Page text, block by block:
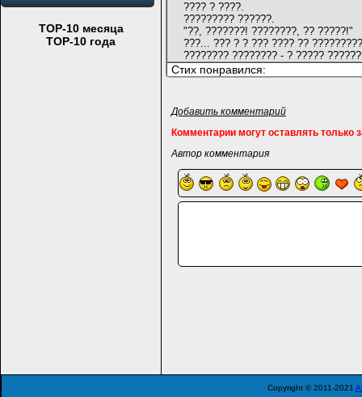
TOP-10 месяца
TOP-10 года
???? ? ????.
????????? ??????.
"??, ???????! ????????, ?? ?????!"
???... ??? ? ? ??? ???? ??
???????? ???????? - ? ?????
Стих понравился:
Добавить комментарий
Комментарии могут оставлять только
Автор комментария
Copyright © 2011-2021